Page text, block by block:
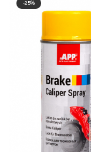
Protectie piele
Sisteme si pahare PPS
Pahare de amestec
-25%